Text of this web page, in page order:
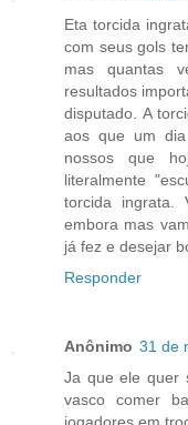
Eta torcida
com seus gols
mas quantas
resultados
disputado. A
aos que um
nossos que
literalmente
torcida ingrata.
embora mas
já fez e desejar
Responder
Anônimo 31 de
Ja que ele quer
vasco comer